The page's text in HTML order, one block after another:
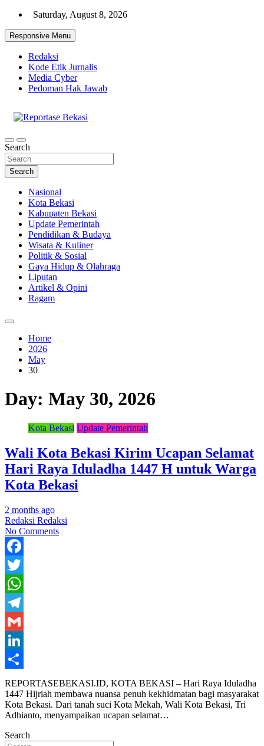
Skip
content
Saturday, August 8, 2026
Responsive Menu
Redaksi
Kode Etik Jurnalis
Media Cyber
Pedoman Hak Jawab
Reportase Bekasi
Cakrawala Informasi Warga Bekasi
Search
Search
Nasional
Kota Bekasi
Kabupaten Bekasi
Update Pemerintah
Pendidikan & Budaya
Wisata & Kuliner
Politik & Sosial
Gaya Hidup & Olahraga
Liputan
Artikel & Opini
Ragam
Home
2026
May
30
Day: May 30, 2026
Kota Bekasi Update Pemerintah
Wali Kota Bekasi Kirim Ucapan Selamat
Hari Raya Iduladha 1447 H untuk Warga
Kota Bekasi
2 months ago
Redaksi Redaksi
No Comments
Facebook
Twitter
WhatsApp
Telegram
Gmail
LinkedIn
Share
REPORTASEBEKASI.ID, KOTA BEKASI – Hari Raya Iduladha
1447 Hijriah membawa nuansa penuh kekhidmatan bagi masyarakat
Kota Bekasi. Dari tanah suci Kota Mekah, Wali Kota Bekasi, Tri
Adhianto, menyampaikan ucapan selamat…
Search